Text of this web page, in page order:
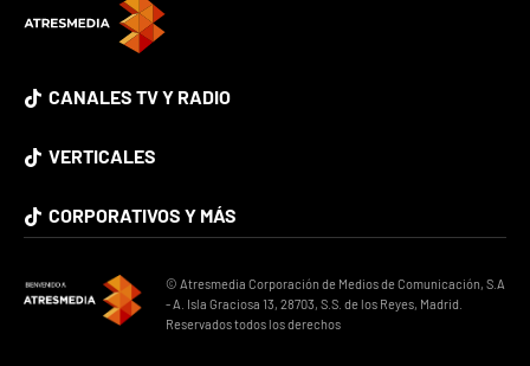
CANALES TV Y RADIO
VERTICALES
CORPORATIVOS Y MÁS
© Atresmedia Corporación de Medios de Comunicación, S.A
- A. Isla Graciosa 13, 28703, S.S. de los Reyes, Madrid.
Reservados todos los derechos